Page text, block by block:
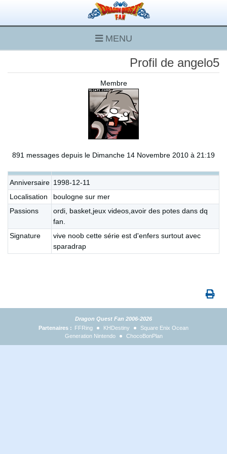
MENU
Profil de angelo5
Membre
891 messages depuis le Dimanche 14 Novembre 2010 à 21:19
Anniversaire 1998-12-11
Localisation
boulogne sur mer
Passions
ordi, basket,jeux videos,avoir des potes dans dq
fan.
Signature
vive noob cette série est d'enfers surtout avec
sparadrap
Dragon Quest Fan 2006-2026
Partenaires : FFRing KHDestiny
Square Enix Ocean
Generation Nintendo
ChocoBonPlan